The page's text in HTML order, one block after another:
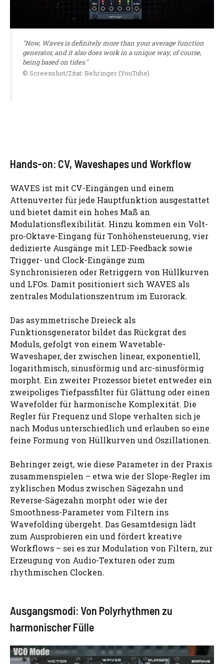
"Now, Waves is definitely more than your average function
generator, and it also does work in a unique way, of course,
being based on tides."
© Screenshot/Zitat: Behringer (YouTube)
Hands-on: CV, Waveshapes und Workflow
WAVES ist mit CV-Eingängen und einem
Attenuverter für jede Hauptfunktion ausgestattet
und bietet damit ein hohes Maß an
Modulationsflexibilität. Hinzu kommen ein Volt-
pro-Oktave-Eingang für Tonhöhensteuerung, vier
dedizierte Ausgänge mit LED-Feedback sowie
Trigger- und Clock-Eingänge zum
Synchronisieren oder Retriggern von Hüllkurven
und LFOs. Damit positioniert sich WAVES als
zentrales Modulationszentrum im Eurorack.
Das asymmetrische Dreieck als
Funktionsgenerator bildet das Rückgrat des
Moduls, gefolgt von einem Wavetable-
Waveshaper, der zwischen linear, exponentiell,
logarithmisch, sinusförmig und arc-sinusförmig
morpht. Ein zweiter Prozessor bietet entweder ein
zweipoliges Tiefpassfilter für Glättung oder einen
Wavefolder für harmonische Komplexität. Die
Regler für Frequenz und Slope verhalten sich je
nach Modus unterschiedlich und erlauben so eine
feine Formung von Hüllkurven und Oszillationen.
Behringer zeigt, wie diese Parameter in der Praxis
zusammenspielen – etwa wie der Slope-Regler im
zyklischen Modus zwischen Sägezahn und
Reverse-Sägezahn morpht oder wie der
Smoothness-Parameter vom Filtern ins
Wavefolding übergeht. Das Gesamtdesign lädt
zum Ausprobieren ein und fördert kreative
Workflows – sei es zur Modulation von Filtern, zur
Erzeugung von Audio-Texturen oder zum
rhythmischen Clocken.
Ausgangsmodi: Von Polyrhythmen zu
harmonischer Fülle